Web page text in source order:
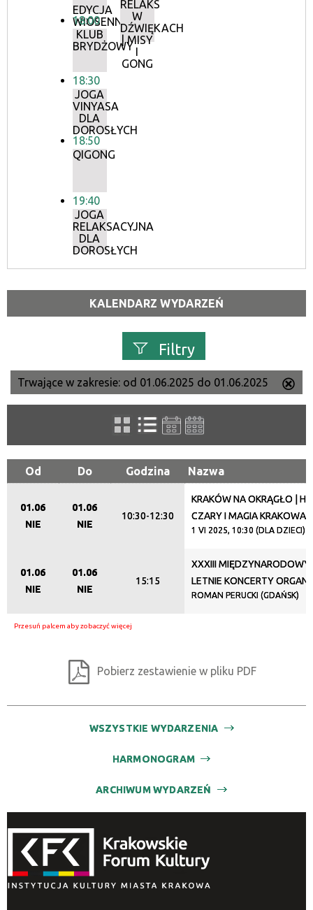
EDYCJA
WIOSENNA
18:00
KLUB
BRYDŻOWY
18:30
JOGA
VINYASA
DLA
DOROSŁYCH
18:50
QIGONG
19:40
JOGA
RELAKSACYJNA
DLA
DOROSŁYCH
RELAKS
W
DŹWIĘKACH
| MISY
I
GONG
KALENDARZ WYDARZEŃ
Filtry
Szukana fraza
Kategoria
Trwające w zakresie
Trwające w zakresie: od 01.06.2025 do 01.06.2025
ten
Od Do Godzina Nazwa
01.06
NIE
01.06
NIE
10:30-12:30
KRAKÓW NA OKRĄGŁO |
CZARY I MAGIA KRAKOWA
1 VI 2025, 10:30 (DLA DZIECI)
01.06
NIE
01.06
NIE
15:15
XXXIII MIĘDZYNARODOWY
LETNIE KONCERTY
ROMAN PERUCKI (GDAŃSK)
Pobierz zestawienie w pliku PDF
WSZYSTKIE WYDARZENIA
HARMONOGRAM
ARCHIWUM WYDARZEŃ